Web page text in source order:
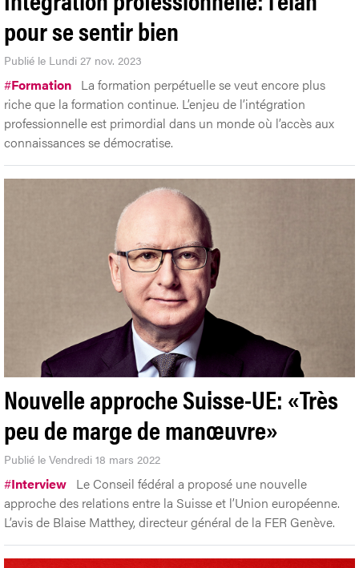
pour se sentir bien
Publié le Lundi 27 nov. 2023
#Formation La formation perpétuelle se veut encore plus
riche que la formation continue. L’enjeu de l’intégration
professionnelle est primordial dans un monde où l’accès aux
connaissances se démocratise.
Nouvelle approche Suisse-UE: «Très
peu de marge de manœuvre»
Publié le Vendredi 18 mars 2022
#Interview Le Conseil fédéral a proposé une nouvelle
approche des relations entre la Suisse et l’Union européenne.
L’avis de Blaise Matthey, directeur général de la FER Genève.